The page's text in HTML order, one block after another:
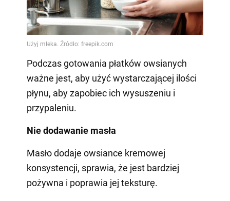
Podczas gotowania płatków owsianych
ważne jest, aby użyć wystarczającej ilości
płynu, aby zapobiec ich wysuszeniu i
przypaleniu.
Nie dodawanie masła
Masło dodaje owsiance kremowej
konsystencji, sprawia, że jest bardziej
pożywna i poprawia jej teksturę.